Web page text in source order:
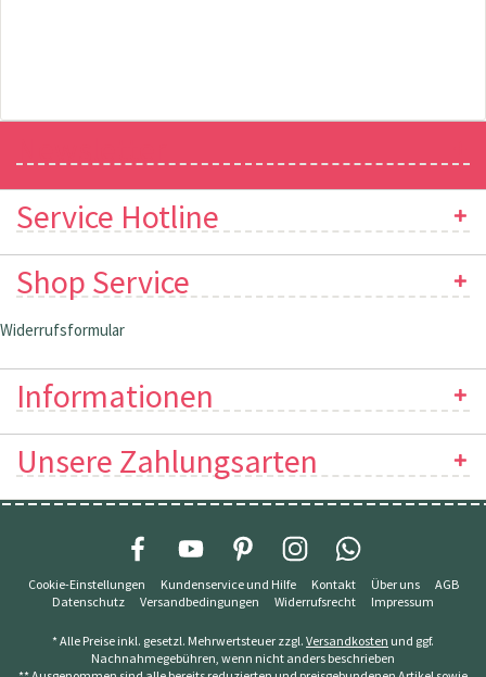
Service Hotline
Shop Service
Widerrufsformular
Informationen
Unsere Zahlungsarten
Cookie-Einstellungen Kundenservice und Hilfe Kontakt Über uns
AGB
Datenschutz
Versandbedingungen Widerrufsrecht Impressum
* Alle Preise inkl. gesetzl. Mehrwertsteuer zzgl. Versandkosten und ggf.
Nachnahmegebühren, wenn nicht anders beschrieben